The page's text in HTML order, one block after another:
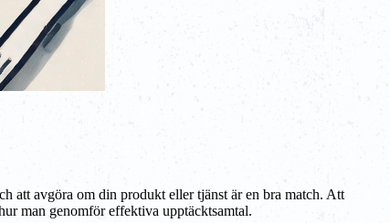
att avgöra om din produkt eller tjänst är en bra match. Att
man genomför effektiva upptäcktsamtal.